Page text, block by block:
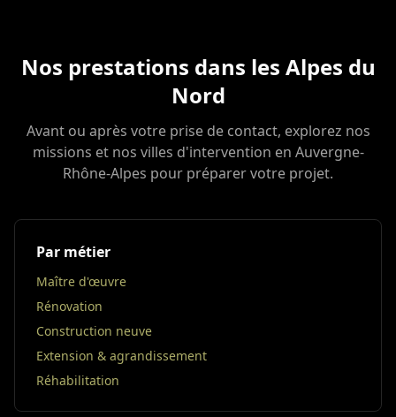
Nos prestations dans les Alpes du
Nord
Avant ou après votre prise de contact, explorez nos
missions et nos villes d'intervention en Auvergne-
Rhône-Alpes pour préparer votre projet.
Par métier
Maître d'œuvre
Rénovation
Construction neuve
Extension & agrandissement
Réhabilitation